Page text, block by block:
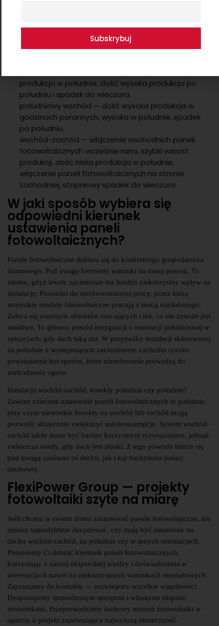
kierunkach?
południe — stopniowy wzrost produkcji energii rano,
produkcja w południe, dość wysoka produkcja po
południu i spadek do wieczora.
południowy wschód — dość wysoka produkcja w
godzinach porannych, wysoka w południe, spadek
po południu.
wschód-zachód — włączenie wschodnich paneli
fotowoltaicznych wcześnie rano, szybki wzrost
produkcji, dość niska produkcja w południe,
włączenie paneli fotowoltaicznych na stronie
zachodniej, stopniowy spadek do wieczora.
W jaki sposób wybiera się
odpowiedni kierunek
ustawienia paneli
fotowoltaicznych?
Panele fotowoltaiczne dobiera się do konkretnego gospodarstwa
domowego. Pod uwagę bierzemy warunki na danej posesji. To
istotne, gdyż trwałe zacienienie ma bardzo niekorzystny wpływ na
instalację. Prowadzi do nierównomiernej pracy, przez którą
wszystkie moduły fotowoltaiczne pracują z mocą najsłabszego.
Zaleca się usunięcie obiektów rzucających cień, co nie zawsze jest
możliwe. To główny powód rezygnacji z orientacji południowej w
sytuacjach, gdy dach taką ma. W przypadku instalacji skierowanej
na południe z występującym zacienieniem zachodzi ryzyko
powstawania hot spotów, które nieuchronnie prowadzą do
uszkodzenia ogniw.
Instalacja wschód-zachód, korekty południa czy południe?
Zawsze zalecane ustawienie paneli fotowoltaicznych to południe,
przy czym niewielkie korekty na wschód lub zachód mogą
pozwolić skutecznie zwiększyć autokonsumpcję. System wschód-
zachód także może być bardzo korzystnym rozwiązaniem, jednak
zwłaszcza wtedy, gdy dach jest płaski. Z tego powodu bierze się
pod uwagę zarówno oś dachu, jak i kąt nachylenia połaci
dachowej.
FlexiPower Group — projekty
fotowoltaiki szyte na miarę
Jeśli chcesz w swoim domu zastosować panele fotowoltaiczne, nie
musisz samodzielnie decydować, czy mają być ustawione na
dachu wschód-zachód, na południe czy w innych orientacjach.
Pomożemy Ci dobrać kierunek paneli fotowoltaicznych,
korzystając z naszej eksperckiej wiedzy i doświadczenia w
inwestycjach nawet na niekorzystnych warunkach montażowych.
Zapraszamy do kontaktu — rozwiejemy wszelkie wątpliwości.
Dysponujemy sprawdzonym sprzętem i własnymi ekipami
monterskimi. Przeprowadzamy fachowy montaż fotowoltaiki w
oparciu o projekt zapewniający najwyższą skuteczność.